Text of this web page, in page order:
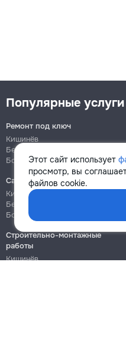
Этот сайт использует
просмотр, вы
файлов cookie.
Популярные услуги
Ремонт под ключ
Кишинёв
Бельцы
Ботаника
Сантехнические работы
Кишинёв
Бельцы
Ботаника
Строительно-монтажные
работы
Кишинёв